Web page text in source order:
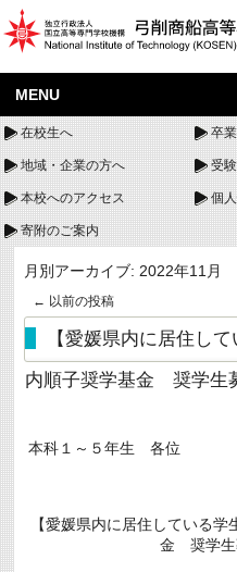
MENU
在校生へ 卒
地域・企業の方へ 受
本校へのアクセス 個
寄附のご案内
月別アーカイブ: 2022年11月
← 以前の投稿
【愛媛県内に居住し
内順子奨学基金 奨学生
本科１～５年生 各位
【愛媛県内に居住している
金 奨学生